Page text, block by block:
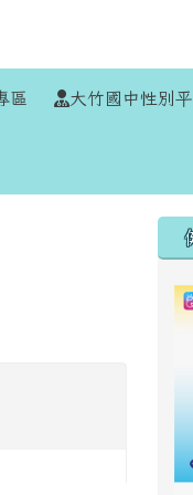
區 大竹國中性別